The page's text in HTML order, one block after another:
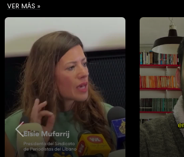
VER MÁS »
Previous